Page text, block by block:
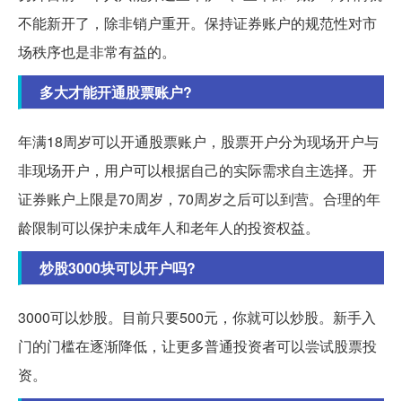
不能新开了，除非销户重开。保持证券账户的规范性对市
场秩序也是非常有益的。
多大才能开通股票账户?
年满18周岁可以开通股票账户，股票开户分为现场开户与
非现场开户，用户可以根据自己的实际需求自主选择。开
证券账户上限是70周岁，70周岁之后可以到营。合理的年
龄限制可以保护未成年人和老年人的投资权益。
炒股3000块可以开户吗?
3000可以炒股。目前只要500元，你就可以炒股。新手入
门的门槛在逐渐降低，让更多普通投资者可以尝试股票投
资。